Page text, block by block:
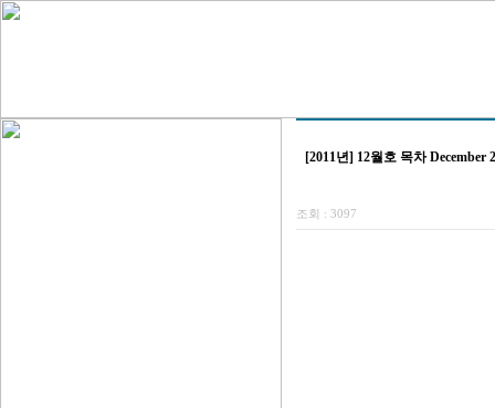
[2011년] 12월호 목차 December
조회 : 3097